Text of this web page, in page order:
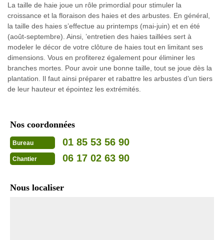
La taille de haie joue un rôle primordial pour stimuler la
croissance et la floraison des haies et des arbustes. En général,
la taille des haies s’effectue au printemps (mai-juin) et en été
(août-septembre). Ainsi, ’entretien des haies taillées sert à
modeler le décor de votre clôture de haies tout en limitant ses
dimensions. Vous en profiterez également pour éliminer les
branches mortes. Pour avoir une bonne taille, tout se joue dès la
plantation. Il faut ainsi préparer et rabattre les arbustes d’un tiers
de leur hauteur et épointez les extrémités.
Nos coordonnées
Bureau 01 85 53 56 90
Chantier 06 17 02 63 90
Nous localiser